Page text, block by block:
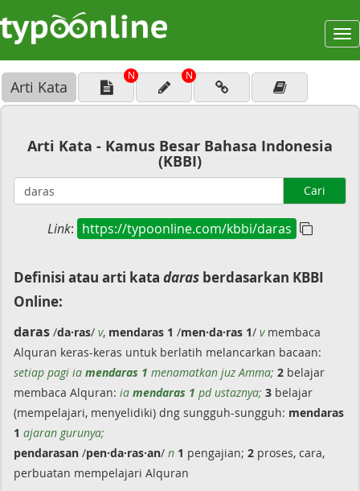
Arti Kata
N N
Arti Kata - Kamus Besar Bahasa Indonesia
(KBBI)
Cari
Link: https://typoonline.com/kbbi/daras
Definisi atau arti kata daras berdasarkan KBBI
Online:
daras /da·ras/ v, mendaras 1 /men·da·ras 1/ vmembaca
Alquran keras-keras untuk berlatih melancarkan bacaan:
setiap pagi ia mendaras 1 menamatkan juz Amma; 2 belajar
membaca Alquran: ia mendaras 1 pd ustaznya; 3 belajar
(mempelajari, menyelidiki) dng sungguh-sungguh: mendaras
1 ajaran gurunya;
pendarasan /pen·da·ras·an/ n 1 pengajian; 2 proses, cara,
perbuatan mempelajari Alquran